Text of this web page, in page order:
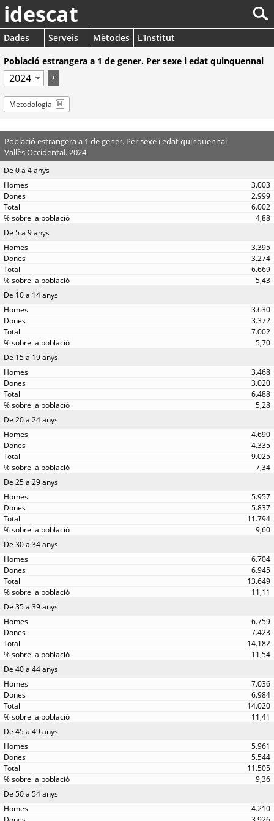
idescat
Dades Serveis Mètodes
L'Institut
Població estrangera a 1 de gener. Per sexe i edat quinquennal
Metodologia
Població estrangera a 1 de gener. Per sexe i edat quinquennal
Vallès Occidental. 2024
De 0 a 4 anys
3.003
2.999
6.002
4,88
De 5 a 9 anys
3.395
3.274
6.669
5,43
De 10 a 14 anys
3.630
3.372
7.002
5,70
De 15 a 19 anys
3.468
3.020
6.488
5,28
De 20 a 24 anys
4.690
4.335
9.025
7,34
De 25 a 29 anys
5.957
5.837
11.794
9,60
De 30 a 34 anys
6.704
6.945
13.649
11,11
De 35 a 39 anys
6.759
7.423
14.182
11,54
De 40 a 44 anys
7.036
6.984
14.020
11,41
De 45 a 49 anys
5.961
5.544
11.505
9,36
De 50 a 54 anys
4.210